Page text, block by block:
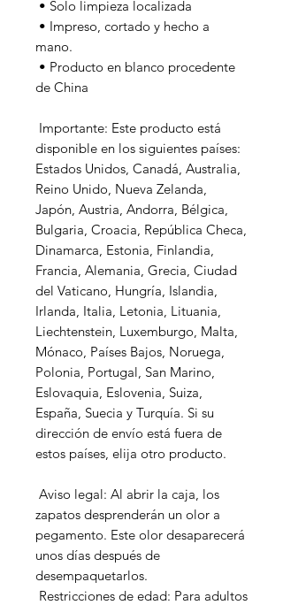
• Solo limpieza localizada
mano.
de China
disponible en los siguientes países:
Estados Unidos, Canadá, Australia,
Reino Unido, Nueva Zelanda,
Japón, Austria, Andorra, Bélgica,
Bulgaria, Croacia, República Checa,
Dinamarca, Estonia, Finlandia,
Francia, Alemania, Grecia, Ciudad
del Vaticano, Hungría, Islandia,
Irlanda, Italia, Letonia, Lituania,
Liechtenstein, Luxemburgo, Malta,
Mónaco, Países Bajos, Noruega,
Polonia, Portugal, San Marino,
Eslovaquia, Eslovenia, Suiza,
España, Suecia y Turquía. Si su
dirección de envío está fuera de
estos países, elija otro producto.
zapatos desprenderán un olor a
pegamento. Este olor desaparecerá
unos días después de
desempaquetarlos.
Restricciones de edad: Para adultos